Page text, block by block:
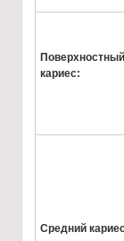
Поверхностный
кариес:
Средний